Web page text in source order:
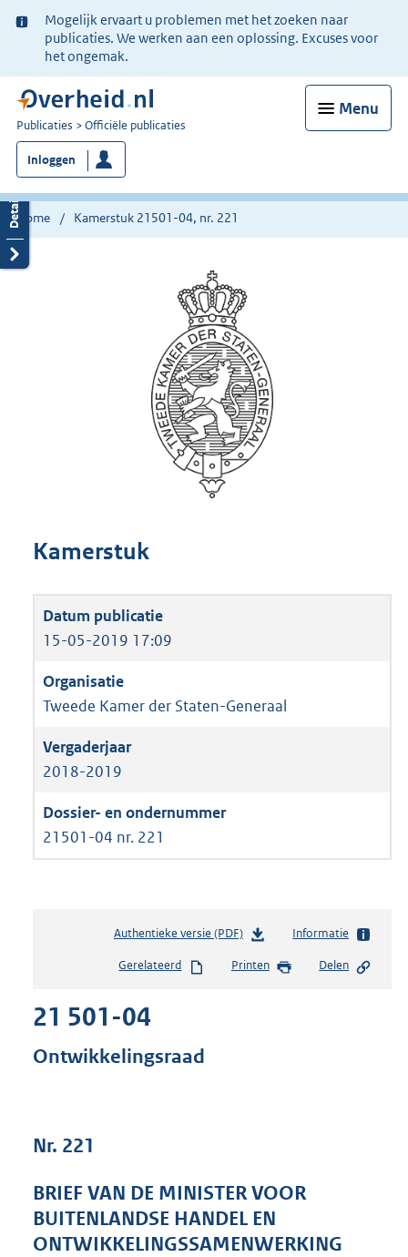
Ter
informatie:
Mogelijk ervaart u problemen met het zoeken naar
publicaties. We werken aan een oplossing. Excuses voor
het ongemak.
Menu
U
bent
nu
hier:
Publicaties Officiële publicaties
Inloggen
Home Kamerstuk 21501-04, nr. 221
Kamerstuk
15-05-2019 17:09
Tweede Kamer der Staten-Generaal
2018-2019
21501-04 nr. 221
Authentieke versie (PDF)b
s
e
:
5
Informatie
Gerelateerd Printen Delen
21 501-04
Ontwikkelingsraad
Nr. 221
BRIEF VAN DE MINISTER VOOR
BUITENLANDSE HANDEL EN
ONTWIKKELINGSSAMENWERKING